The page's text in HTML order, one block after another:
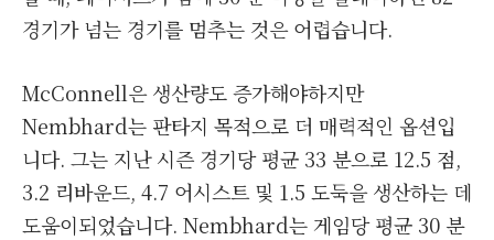
경기가 넘는 경기를 멈추는 것은 어렵습니다.
McConnell은 생산량도 증가해야하지만
Nembhard는 판타지 목적으로 더 매력적인 옵션입
니다. 그는 지난 시즌 경기당 평균 33 분으로 12.5 점,
3.2 리바운드, 4.7 어시스트 및 1.5 도둑을 생산하는 데
도움이되었습니다. Nembhard는 게임당 평균 30 분